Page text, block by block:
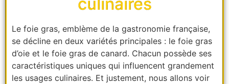
Le foie gras, emblème de la gastronomie française,
se décline en deux variétés principales : le foie gras
d’oie et le foie gras de canard. Chacun possède ses
caractéristiques uniques qui influencent grandement
les usages culinaires. Et justement, nous allons voir